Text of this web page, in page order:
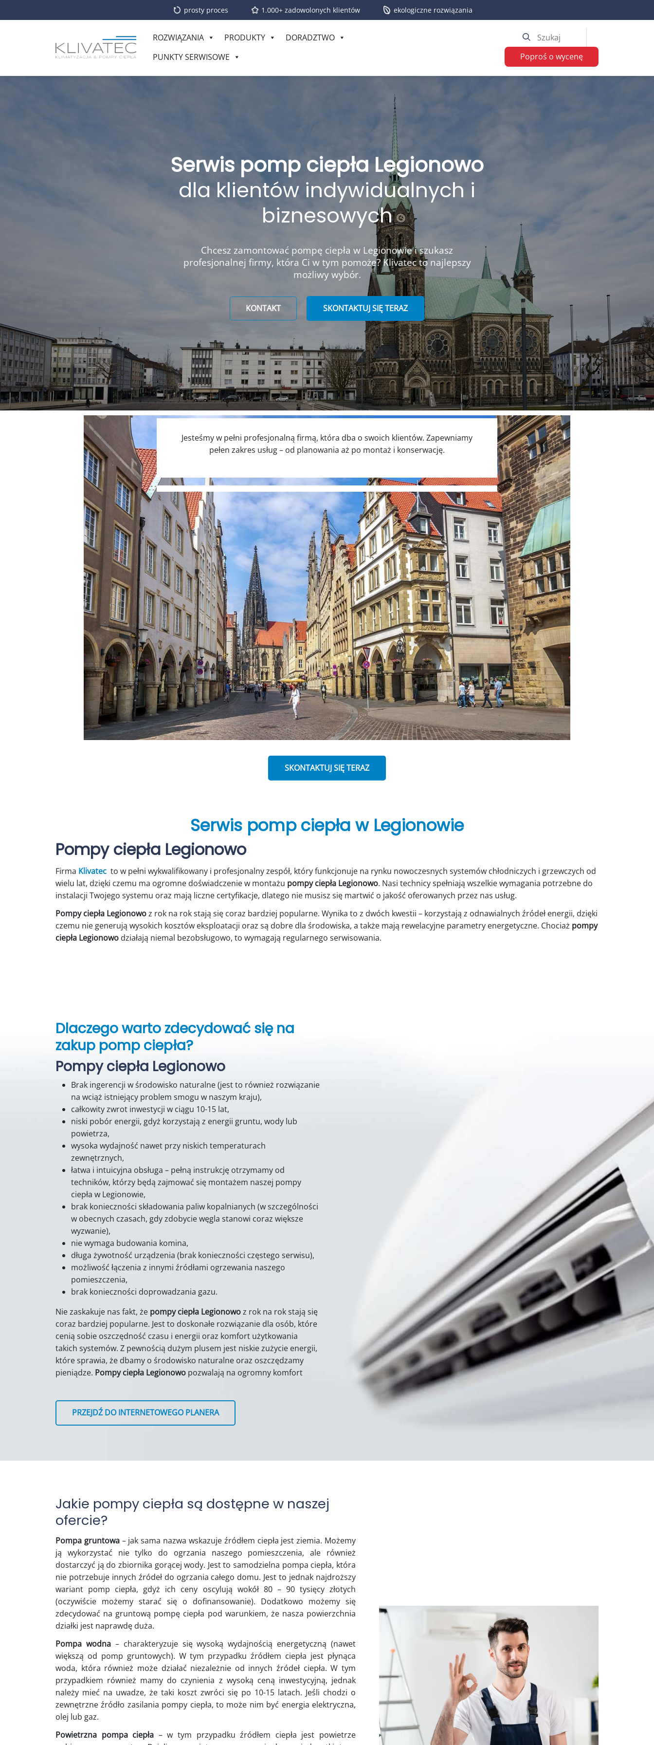
prosty proces 1.000+ zadowolonych klientów ekologiczne rozwiązania
ROZWIĄZANIA PRODUKTY
DORADZTWO
PUNKTY SERWISOWE
Poproś o wycenę
Serwis pomp ciepła Legionowo
dla klientów indywidualnych i
biznesowych
Chcesz zamontować pompę ciepła w Legionowie i szukasz
profesjonalnej firmy, która Ci w tym pomoże? Klivatec to najlepszy
możliwy wybór.
KONTAKT SKONTAKTUJ SIĘ TERAZ
Jesteśmy w pełni profesjonalną firmą, która dba o swoich klientów. Zapewniamy
pełen zakres usług – od planowania aż po montaż i konserwację.
SKONTAKTUJ SIĘ TERAZ
Serwis pomp ciepła w Legionowie
Pompy ciepła Legionowo
Firma Klivatec to w pełni wykwalifikowany i profesjonalny zespół, który funkcjonuje na rynku nowoczesnych systemów chłodniczych i grzewczych od
wielu lat, dzięki czemu ma ogromne doświadczenie w montażu pompy ciepła Legionowo. Nasi technicy spełniają wszelkie wymagania potrzebne do
instalacji Twojego systemu oraz mają liczne certyfikacje, dlatego nie musisz się martwić o jakość oferowanych przez nas usług.
Pompy ciepła Legionowoz rok na rok stają się coraz bardziej popularne. Wynika to z dwóch kwestii – korzystają z odnawialnych źródeł energii, dzięki
czemu nie generują wysokich kosztów eksploatacji oraz są dobre dla środowiska, a także mają rewelacyjne parametry energetyczne. Chociaż pompy
ciepła Legionowo działają niemal bezobsługowo, to wymagają regularnego serwisowania.
Dlaczego warto zdecydować się na
zakup pomp ciepła?
Pompy ciepła Legionowo
Brak ingerencji w środowisko naturalne (jest to również rozwiązanie
na wciąż istniejący problem smogu w naszym kraju),
całkowity zwrot inwestycji w ciągu 10-15 lat,
niski pobór energii, gdyż korzystają z energii gruntu, wody lub
powietrza,
wysoka wydajność nawet przy niskich temperaturach
zewnętrznych,
łatwa i intuicyjna obsługa – pełną instrukcję otrzymamy od
techników, którzy będą zajmować się montażem naszej pompy
ciepła w Legionowie,
brak konieczności składowania paliw kopalnianych (w szczególności
w obecnych czasach, gdy zdobycie węgla stanowi coraz większe
wyzwanie),
nie wymaga budowania komina,
długa żywotność urządzenia (brak konieczności częstego serwisu),
możliwość łączenia z innymi źródłami ogrzewania naszego
pomieszczenia,
brak konieczności doprowadzania gazu.
Nie zaskakuje nas fakt, że pompy ciepła Legionowoz rok na rok stają się
coraz bardziej popularne. Jest to doskonałe rozwiązanie dla osób, które
cenią sobie oszczędność czasu i energii oraz komfort użytkowania
takich systemów. Z pewnością dużym plusem jest niskie zużycie energii,
które sprawia, że dbamy o środowisko naturalne oraz oszczędzamy
pieniądze. Pompy ciepła Legionowo pozwalają na ogromny komfort
PRZEJDŹ DO INTERNETOWEGO PLANERA
Jakie pompy ciepła są dostępne w naszej
ofercie?
Pompa gruntowa– jak sama nazwa wskazuje źródłem ciepła jest ziemia. Możemy
ją wykorzystać nie tylko do ogrzania naszego pomieszczenia, ale również
dostarczyć ją do zbiornika gorącej wody. Jest to samodzielna pompa ciepła, która
nie potrzebuje innych źródeł do ogrzania całego domu. Jest to jednak najdroższy
wariant pomp ciepła, gdyż ich ceny oscylują wokół 80 – 90 tysięcy złotych
(oczywiście możemy starać się o dofinansowanie). Dodatkowo możemy się
zdecydować na gruntową pompę ciepła pod warunkiem, że nasza powierzchnia
działki jest naprawdę duża.
Pompa wodna– charakteryzuje się wysoką wydajnością energetyczną (nawet
większą od pomp gruntowych). W tym przypadku źródłem ciepła jest płynąca
woda, która również może działać niezależnie od innych źródeł ciepła. W tym
przypadkiem również mamy do czynienia z wysoką ceną inwestycyjną, jednak
należy mieć na uwadze, że taki koszt zwróci się po 10-15 latach. Jeśli chodzi o
zewnętrzne źródło zasilania pompy ciepła, to może nim być energia elektryczna,
olej lub gaz.
Powietrzna pompa ciepła – w tym przypadku źródłem ciepła jest powietrze